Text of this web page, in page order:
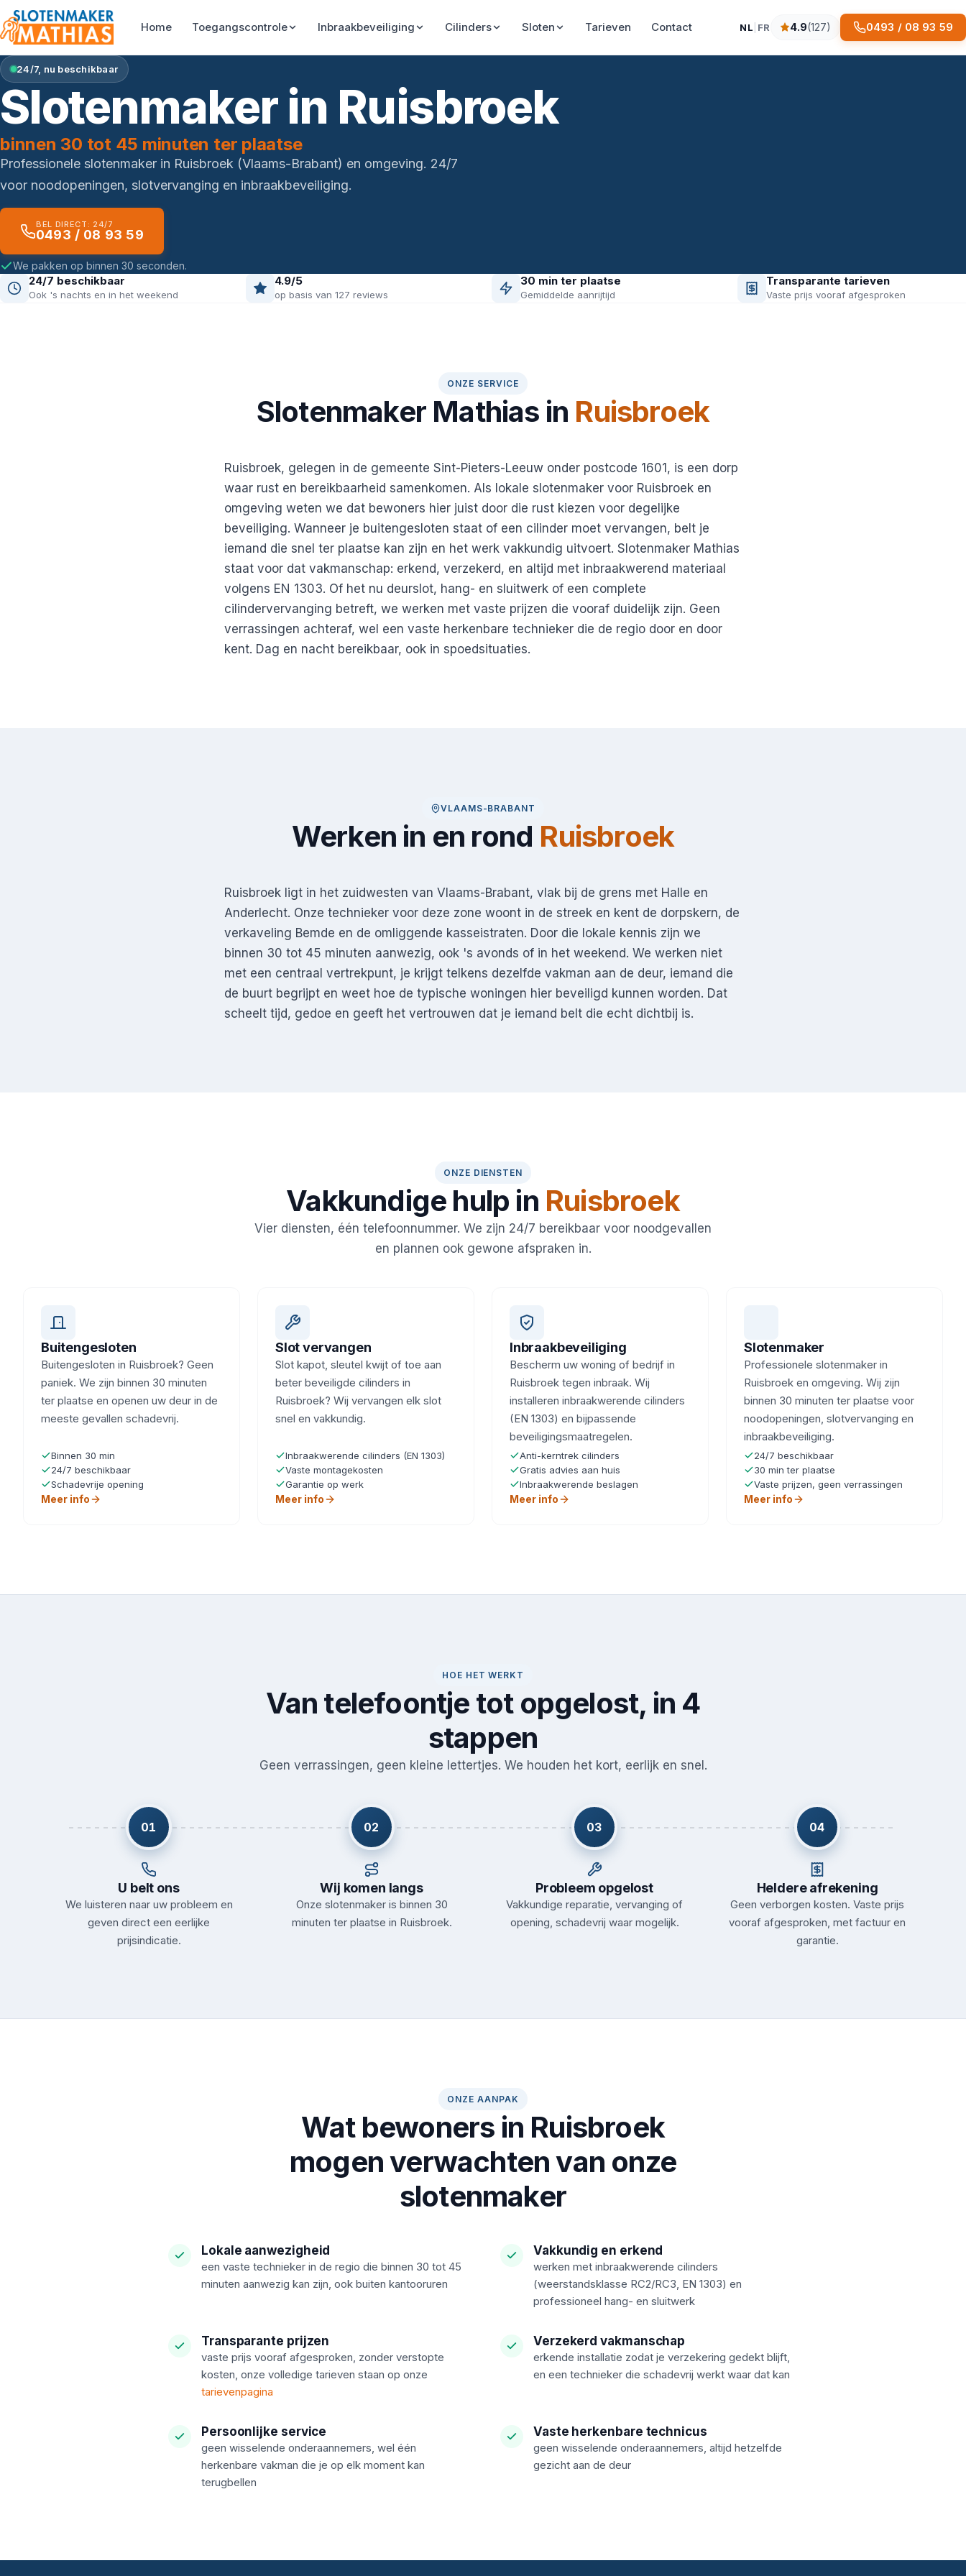
Home Toegangscontrole Inbraakbeveiliging Cilinders Sloten Tarieven Contact NL FR
4.9 sterren op basis van 127 reviews
4.9(127) 0493 / 08 93 59
24/7, nu beschikbaar
Slotenmaker in Ruisbroek
binnen 30 tot 45 minuten ter plaatse
Professionele slotenmaker in Ruisbroek (Vlaams-Brabant) en omgeving. 24/7
voor noodopeningen, slotvervanging en inbraakbeveiliging.
BEL DIRECT: 24/7
0493 / 08 93 59
We pakken op binnen 30 seconden.
24/7 beschikbaar
Ook 's nachts en in het weekend
4.9/5
op basis van 127 reviews
30 min ter plaatse
Gemiddelde aanrijtijd
Transparante tarieven
Vaste prijs vooraf afgesproken
ONZE SERVICE
Slotenmaker Mathias in Ruisbroek
Ruisbroek, gelegen in de gemeente Sint-Pieters-Leeuw onder postcode 1601, is een dorp
waar rust en bereikbaarheid samenkomen. Als lokale slotenmaker voor Ruisbroek en
omgeving weten we dat bewoners hier juist door die rust kiezen voor degelijke
beveiliging. Wanneer je buitengesloten staat of een cilinder moet vervangen, belt je
iemand die snel ter plaatse kan zijn en het werk vakkundig uitvoert. Slotenmaker Mathias
staat voor dat vakmanschap: erkend, verzekerd, en altijd met inbraakwerend materiaal
volgens EN 1303. Of het nu deurslot, hang- en sluitwerk of een complete
cilindervervanging betreft, we werken met vaste prijzen die vooraf duidelijk zijn. Geen
verrassingen achteraf, wel een vaste herkenbare technieker die de regio door en door
kent. Dag en nacht bereikbaar, ook in spoedsituaties.
VLAAMS-BRABANT
Werken in en rond Ruisbroek
Ruisbroek ligt in het zuidwesten van Vlaams-Brabant, vlak bij de grens met Halle en
Anderlecht. Onze technieker voor deze zone woont in de streek en kent de dorpskern, de
verkaveling Bemde en de omliggende kasseistraten. Door die lokale kennis zijn we
binnen 30 tot 45 minuten aanwezig, ook 's avonds of in het weekend. We werken niet
met een centraal vertrekpunt, je krijgt telkens dezelfde vakman aan de deur, iemand die
de buurt begrijpt en weet hoe de typische woningen hier beveiligd kunnen worden. Dat
scheelt tijd, gedoe en geeft het vertrouwen dat je iemand belt die echt dichtbij is.
ONZE DIENSTEN
Vakkundige hulp in Ruisbroek
Vier diensten, één telefoonnummer. We zijn 24/7 bereikbaar voor noodgevallen
en plannen ook gewone afspraken in.
Buitengesloten
Buitengesloten in Ruisbroek? Geen
paniek. We zijn binnen 30 minuten
ter plaatse en openen uw deur in de
meeste gevallen schadevrij.
Binnen 30 min
24/7 beschikbaar
Schadevrije opening
Meer info
Slot vervangen
Slot kapot, sleutel kwijt of toe aan
beter beveiligde cilinders in
Ruisbroek? Wij vervangen elk slot
snel en vakkundig.
Inbraakwerende cilinders (EN 1303)
Vaste montagekosten
Garantie op werk
Meer info
Inbraakbeveiliging
Bescherm uw woning of bedrijf in
Ruisbroek tegen inbraak. Wij
installeren inbraakwerende cilinders
(EN 1303) en bijpassende
beveiligingsmaatregelen.
Anti-kerntrek cilinders
Gratis advies aan huis
Inbraakwerende beslagen
Meer info
Slotenmaker
Professionele slotenmaker in
Ruisbroek en omgeving. Wij zijn
binnen 30 minuten ter plaatse voor
noodopeningen, slotvervanging en
inbraakbeveiliging.
24/7 beschikbaar
30 min ter plaatse
Vaste prijzen, geen verrassingen
Meer info
HOE HET WERKT
Van telefoontje tot opgelost, in 4
stappen
Geen verrassingen, geen kleine lettertjes. We houden het kort, eerlijk en snel.
01
U belt ons
We luisteren naar uw probleem en
geven direct een eerlijke
prijsindicatie.
02
Wij komen langs
Onze slotenmaker is binnen 30
minuten ter plaatse in Ruisbroek.
03
Probleem opgelost
Vakkundige reparatie, vervanging of
opening, schadevrij waar mogelijk.
04
Heldere afrekening
Geen verborgen kosten. Vaste prijs
vooraf afgesproken, met factuur en
garantie.
ONZE AANPAK
Wat bewoners in Ruisbroek
mogen verwachten van onze
slotenmaker
Lokale aanwezigheid
een vaste technieker in de regio die binnen 30 tot 45
minuten aanwezig kan zijn, ook buiten kantooruren
Vakkundig en erkend
werken met inbraakwerende cilinders
(weerstandsklasse RC2/RC3, EN 1303) en
professioneel hang- en sluitwerk
Transparante prijzen
vaste prijs vooraf afgesproken, zonder verstopte
kosten, onze volledige tarieven staan op onze
tarievenpagina
Verzekerd vakmanschap
erkende installatie zodat je verzekering gedekt blijft,
en een technieker die schadevrij werkt waar dat kan
Persoonlijke service
geen wisselende onderaannemers, wel één
herkenbare vakman die je op elk moment kan
terugbellen
Vaste herkenbare technicus
geen wisselende onderaannemers, altijd hetzelfde
gezicht aan de deur